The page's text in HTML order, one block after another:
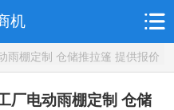
机
雨棚定制 仓储推拉篷 提供报价
厂电动雨棚定制 仓储